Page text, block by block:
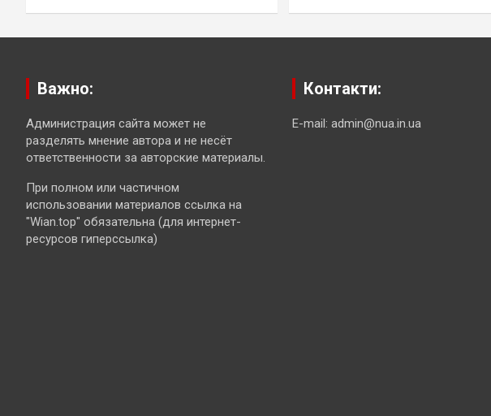
Важно:
Администрация сайта может не
разделять мнение автора и не несёт
ответственности за авторские материалы.
При полном или частичном
использовании материалов ссылка на
"Wian.top" обязательна (для интернет-
ресурсов гиперссылка)
Контакти:
E-mail: admin@nua.in.ua